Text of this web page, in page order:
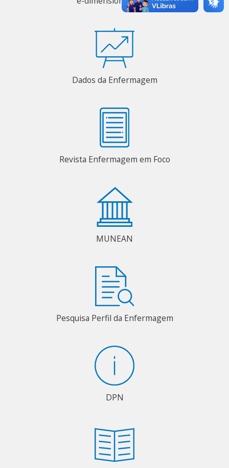
Dados da Enfermagem
Revista Enfermagem em Foco
MUNEAN
Pesquisa Perfil da Enfermagem
DPN